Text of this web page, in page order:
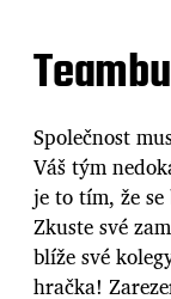
Společnost
Váš tým
je to tím, že
Zkuste své
blíže své
hračka!